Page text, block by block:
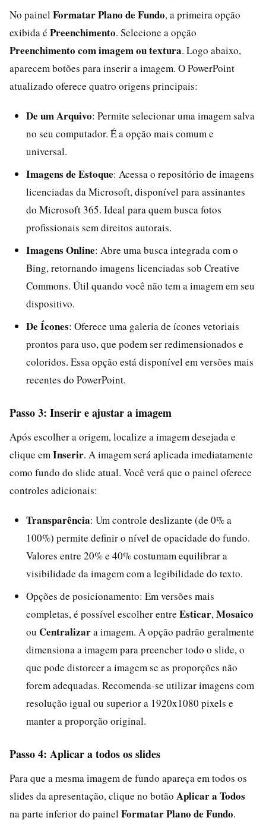
No painel Formatar Plano de Fundo, a primeira opção
exibida é Preenchimento. Selecione a opção
Preenchimento com imagem ou textura. Logo abaixo,
aparecem botões para inserir a imagem. O PowerPoint
atualizado oferece quatro origens principais:
De um Arquivo: Permite selecionar uma imagem salva
no seu computador. É a opção mais comum e
universal.
Imagens de Estoque: Acessa o repositório de imagens
licenciadas da Microsoft, disponível para assinantes
do Microsoft 365. Ideal para quem busca fotos
profissionais sem direitos autorais.
Imagens Online: Abre uma busca integrada com o
Bing, retornando imagens licenciadas sob Creative
Commons. Útil quando você não tem a imagem em seu
dispositivo.
De Ícones: Oferece uma galeria de ícones vetoriais
prontos para uso, que podem ser redimensionados e
coloridos. Essa opção está disponível em versões mais
recentes do PowerPoint.
Passo 3: Inserir e ajustar a imagem
Após escolher a origem, localize a imagem desejada e
clique em Inserir. A imagem será aplicada imediatamente
como fundo do slide atual. Você verá que o painel oferece
controles adicionais:
Transparência: Um controle deslizante (de 0% a
100%) permite definir o nível de opacidade do fundo.
Valores entre 20% e 40% costumam equilibrar a
visibilidade da imagem com a legibilidade do texto.
Opções de posicionamento: Em versões mais
completas, é possível escolher entre Esticar, Mosaico
ou Centralizara imagem. A opção padrão geralmente
dimensiona a imagem para preencher todo o slide, o
que pode distorcer a imagem se as proporções não
forem adequadas. Recomenda-se utilizar imagens com
resolução igual ou superior a 1920x1080 pixels e
manter a proporção original.
Passo 4: Aplicar a todos os slides
Para que a mesma imagem de fundo apareça em todos os
slides da apresentação, clique no botão Aplicar a Todos
na parte inferior do painel Formatar Plano de Fundo.